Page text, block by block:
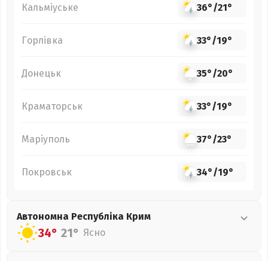
Кальміуське 36°/21°
Горлівка 33°/19°
Донецьк 35°/20°
Краматорськ 33°/19°
Маріуполь 37°/23°
Покровськ 34°/19°
Автономна Республіка Крим
34° 21° Ясно